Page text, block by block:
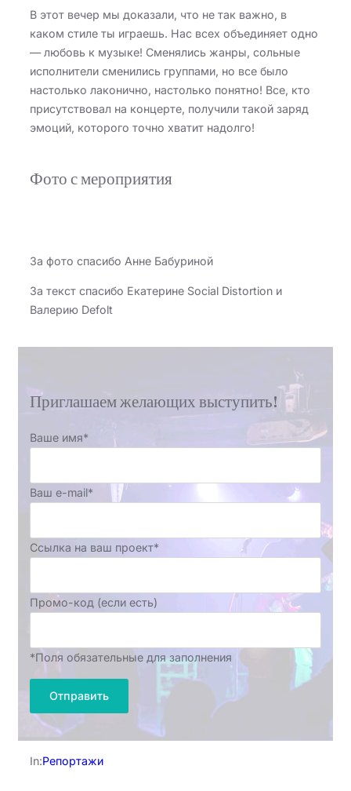
В этот вечер мы доказали, что не так важно, в
каком стиле ты играешь. Нас всех объединяет одно
— любовь к музыке! Сменялись жанры, сольные
исполнители сменились группами, но все было
настолько лаконично, настолько понятно! Все, кто
присутствовал на концерте, получили такой заряд
эмоций, которого точно хватит надолго!
Фото с мероприятия
За фото спасибо Анне Бабуриной
За текст спасибо Екатерине Social Distortion и
Валерию Defolt
Приглашаем желающих выступить!
Ваше имя*
Ваш e-mail*
Ссылка на ваш проект*
Промо-код (если есть)
*Поля обязательные для заполнения
In:Репортажи